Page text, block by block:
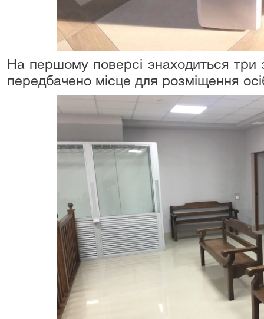
На першому поверсі знаходиться три
передбачено місце для розміщення